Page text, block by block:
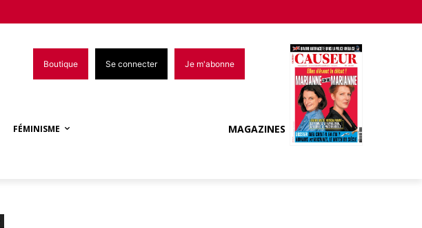
Boutique Se connecter Je m'abonne
FÉMINISME MAGAZINES